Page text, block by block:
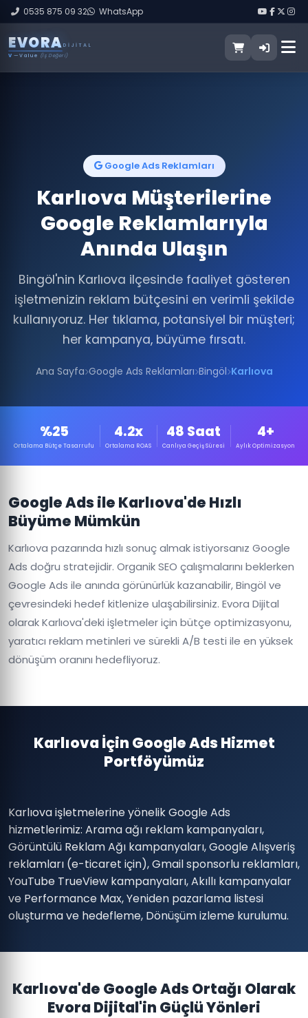
0535 875 09 32 WhatsApp
EVORA DIJITAL
V — Value (İş Değeri)
Google Ads Reklamları
Karlıova Müşterilerine
Google Reklamlarıyla
Anında Ulaşın
Bingöl'nin Karlıova ilçesinde faaliyet gösteren
işletmenizin reklam bütçesini en verimli şekilde
kullanıyoruz. Her tıklama, potansiyel bir müşteri;
her kampanya, büyüme fırsatı.
Ana Sayfa Google Ads Reklamları Bingöl Karlıova
%25
Ortalama Bütçe Tasarrufu
4.2x
Ortalama ROAS
48 Saat
Canlıya Geçiş Süresi
4+
Aylık Optimizasyon
Google Ads ile Karlıova'de Hızlı
Büyüme Mümkün
Karlıova pazarında hızlı sonuç almak istiyorsanız Google
Ads doğru stratejidir. Organik SEO çalışmalarını beklerken
Google Ads ile anında görünürlük kazanabilir, Bingöl ve
çevresindeki hedef kitlenize ulaşabilirsiniz. Evora Dijital
olarak Karlıova'deki işletmeler için bütçe optimizasyonu,
yaratıcı reklam metinleri ve sürekli A/B testi ile en yüksek
dönüşüm oranını hedefliyoruz.
Karlıova İçin Google Ads Hizmet
Portföyümüz
Karlıova işletmelerine yönelik Google Ads
hizmetlerimiz: Arama ağı reklam kampanyaları,
Görüntülü Reklam Ağı kampanyaları, Google Alışveriş
reklamları (e-ticaret için), Gmail sponsorlu reklamları,
YouTube TrueView kampanyaları, Akıllı kampanyalar
ve Performance Max, Yeniden pazarlama listesi
oluşturma ve hedefleme, Dönüşüm izleme kurulumu.
Karlıova'de Google Ads Ortağı Olarak
Evora Dijital'in Güçlü Yönleri